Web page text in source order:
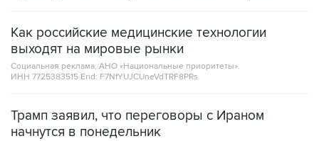
Как российские медицинские технологии
выходят на мировые рынки
Социальная реклама, АНО «Национальные приоритеты».
ИНН 7725383515 Erid: F7NfYUJCUneVdTRF8PRs
Трамп заявил, что переговоры с Ираном
начнутся в понедельник